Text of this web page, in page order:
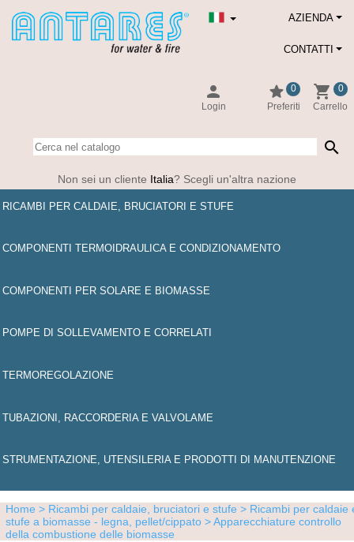
AZIENDA
person
Login
star
0
Preferiti
shopping_cart
0
Carrello
CONTATTI
search
Non sei un cliente Italia? Scegli un'altra nazione
RICAMBI PER CALDAIE, BRUCIATORI E STUFE
COMPONENTI TERMOIDRAULICA E CONDIZIONAMENTO
COMPONENTI PER SOLARE E BIOMASSE
POMPE DI SOLLEVAMENTO E CORRELATI
TERMOREGOLAZIONE
TUBAZIONI, RACCORDERIA E VALVOLAME
STRUMENTAZIONE, UTENSILERIA E PRODOTTI DI MANUTENZIONE
Home > Ricambi per caldaie, bruciatori e stufe > Ricambi per caldaie
stufe a biomasse - legna, pellet/cippato > Apparecchiature controllo
della combustione delle biomasse